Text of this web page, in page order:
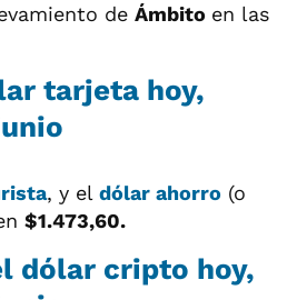
de Ámbito en las
tarjeta hoy,
, y el dólar ahorro (o
$1.473,60.
dólar cripto hoy,